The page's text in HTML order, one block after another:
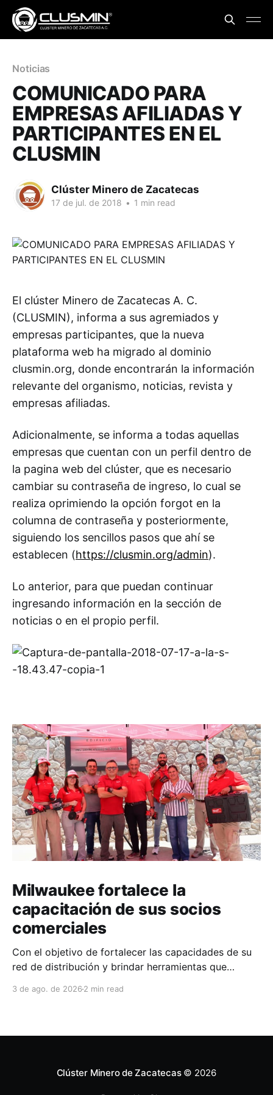
Noticias
COMUNICADO PARA
EMPRESAS AFILIADAS Y
PARTICIPANTES EN EL
CLUSMIN
Clúster Minero de Zacatecas
17 de jul. de 2018 • 1 min read
El clúster Minero de Zacatecas A. C.
(CLUSMIN), informa a sus agremiados y
empresas participantes, que la nueva
plataforma web ha migrado al dominio
clusmin.org, donde encontrarán la información
relevante del organismo, noticias, revista y
empresas afiliadas.
Adicionalmente, se informa a todas aquellas
empresas que cuentan con un perfil dentro de
la pagina web del clúster, que es necesario
cambiar su contraseña de ingreso, lo cual se
realiza oprimiendo la opción forgot en la
columna de contraseña y posteriormente,
siguiendo los sencillos pasos que ahí se
establecen (https://clusmin.org/admin).
Lo anterior, para que puedan continuar
ingresando información en la sección de
noticias o en el propio perfil.
Milwaukee fortalece la
capacitación de sus socios
comerciales
Con el objetivo de fortalecer las capacidades de su
red de distribución y brindar herramientas que
técnico, Milwaukee llevó a cabo una capacitación
3 de ago. de 2026 2 min read
Clúster Minero de Zacatecas© 2026